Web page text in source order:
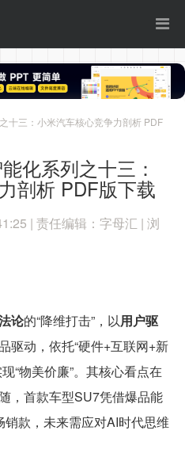
十三：小米汽车核心竞争力剖析 PDF
化系列之十三：
剖析 PDF版下载
| 责任编辑：字母汇 | 浏
论的“降维打击”，以用户驱
驱动，依托“硬件+互联网+新
“物美价廉”。其核心看点在
，首款车型SU7凭借爆品能
款，未来需应对AI时代思维